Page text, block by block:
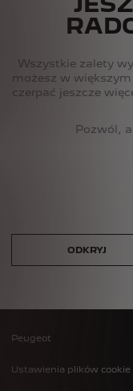
Wszystkie zalety
możesz w
czerpać jeszcze
Pozwól,
ODKRYJ
Footer
menu
Peugeot
Ustawienia plików cookie